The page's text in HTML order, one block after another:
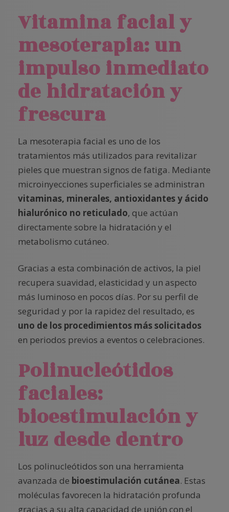
Vitamina facial y
mesoterapia: un
impulso inmediato
de hidratación y
frescura
La mesoterapia facial es uno de los
tratamientos más utilizados para revitalizar
pieles que muestran signos de fatiga. Mediante
microinyecciones superficiales se administran
vitaminas, minerales, antioxidantes y ácido
hialurónico no reticulado, que actúan
directamente sobre la hidratación y el
metabolismo cutáneo.
Gracias a esta combinación de activos, la piel
recupera suavidad, elasticidad y un aspecto
más luminoso en pocos días. Por su perfil de
seguridad y por la rapidez del resultado, es
uno de los procedimientos más solicitados
en periodos previos a eventos o celebraciones.
Polinucleótidos
faciales:
bioestimulación y
luz desde dentro
Los polinucleótidos son una herramienta
avanzada de bioestimulación cutánea. Estas
moléculas favorecen la hidratación profunda
gracias a su alta capacidad de unión con el